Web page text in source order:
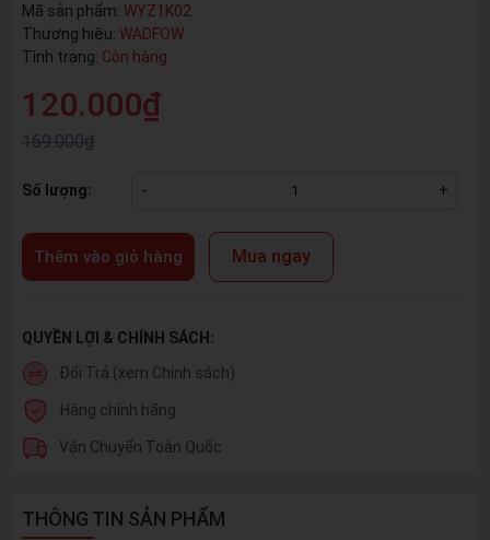
Mã sản phẩm: WYZ1K02
Thương hiệu: WADFOW
Tình trạng: Còn hàng
120.000₫
169.000₫
Số lượng: - +
Thêm vào giỏ hàng Mua ngay
QUYỀN LỢI & CHÍNH SÁCH:
Đổi Trả (xem Chính sách)
Hàng chính hãng
Vận Chuyển Toàn Quốc
THÔNG TIN SẢN PHẨM